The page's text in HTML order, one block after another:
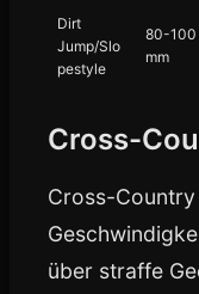
Dirt
Jump/Slo
pestyle
80-100
mm
Cross-
Cross-
über straffe